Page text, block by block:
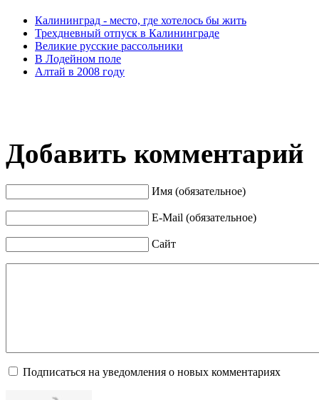
Калининград - место, где хотелось бы жить
Трехдневный отпуск в Калининграде
Великие русские рассольники
В Лодейном поле
Алтай в 2008 году
Добавить комментарий
Имя (обязательное)
E-Mail (обязательное)
Сайт
Подписаться на уведомления о новых комментариях